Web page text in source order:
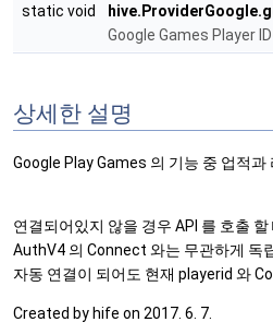
static void
Google Games Player
상세한 설명
Google Play Games 의 기능 중 업적과
연결되어있지 않을 경우 API 를 호출
AuthV4 의 Connect 와는 무관하게 독
자동 연결이 되어도 현재 playerid 와
Created by hife on 2017. 6. 7.